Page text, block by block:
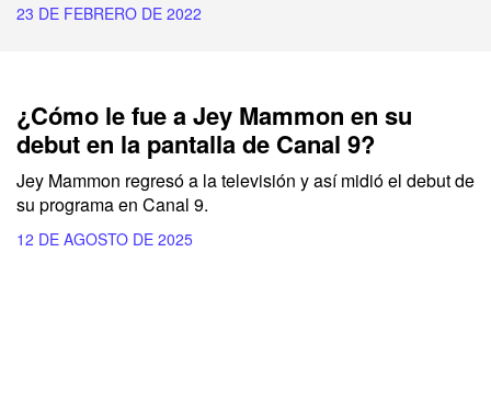
23 DE FEBRERO DE 2022
¿Cómo le fue a Jey Mammon en su
debut en la pantalla de Canal 9?
Jey Mammon regresó a la televisión y así midió el debut de
su programa en Canal 9.
12 DE AGOSTO DE 2025